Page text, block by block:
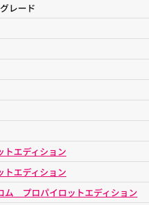
グレード
エディション
エディション
プロパイロットエディション